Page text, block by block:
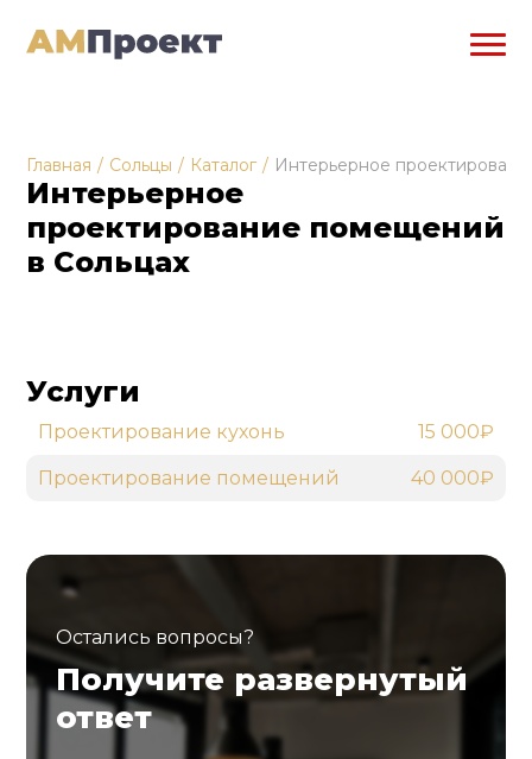
Главная / Сольцы / Каталог / Интерьерное
Интерьерное
проектирование помещений
в Сольцах
Услуги
Проектирование кухонь 15 000₽
Проектирование помещений 40 000₽
Остались вопросы?
Получите развернутый
ответ